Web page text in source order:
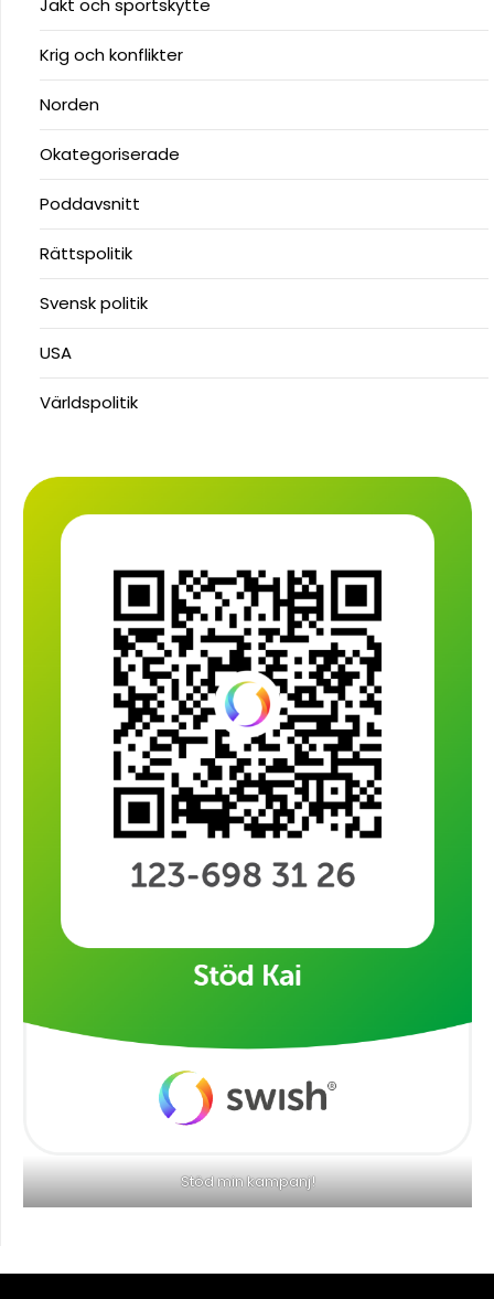
Krig och konflikter
Norden
Okategoriserade
Poddavsnitt
Rättspolitik
Svensk politik
USA
Världspolitik
Stöd min kampanj!